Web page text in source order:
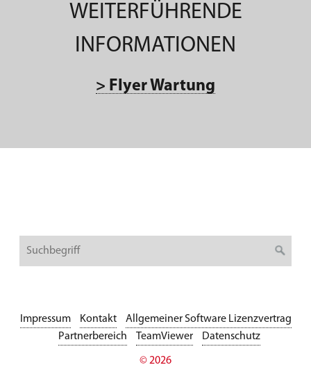
WEITERFÜHRENDE
INFORMATIONEN
> Flyer Wartung
Impressum Kontakt
Allgemeiner Software Lizenzvertrag
Partnerbereich
TeamViewer Datenschutz
© 2026